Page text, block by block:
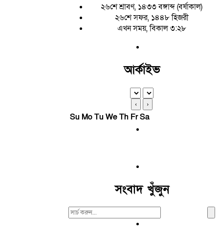
২৬শে শ্রাবণ, ১৪৩৩ বঙ্গাব্দ (বর্ষাকাল)
২৬শে সফর, ১৪৪৮ হিজরী
এখন সময়, বিকাল ৩:২৮
আর্কাইভ
‹ ›
Su MoTu WeTh FrSa
সংবাদ খুঁজুন
Search